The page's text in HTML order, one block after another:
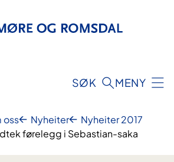
SØK MENY
oss Nyheiter
Nyheiter 2017
førelegg i Sebastian-saka